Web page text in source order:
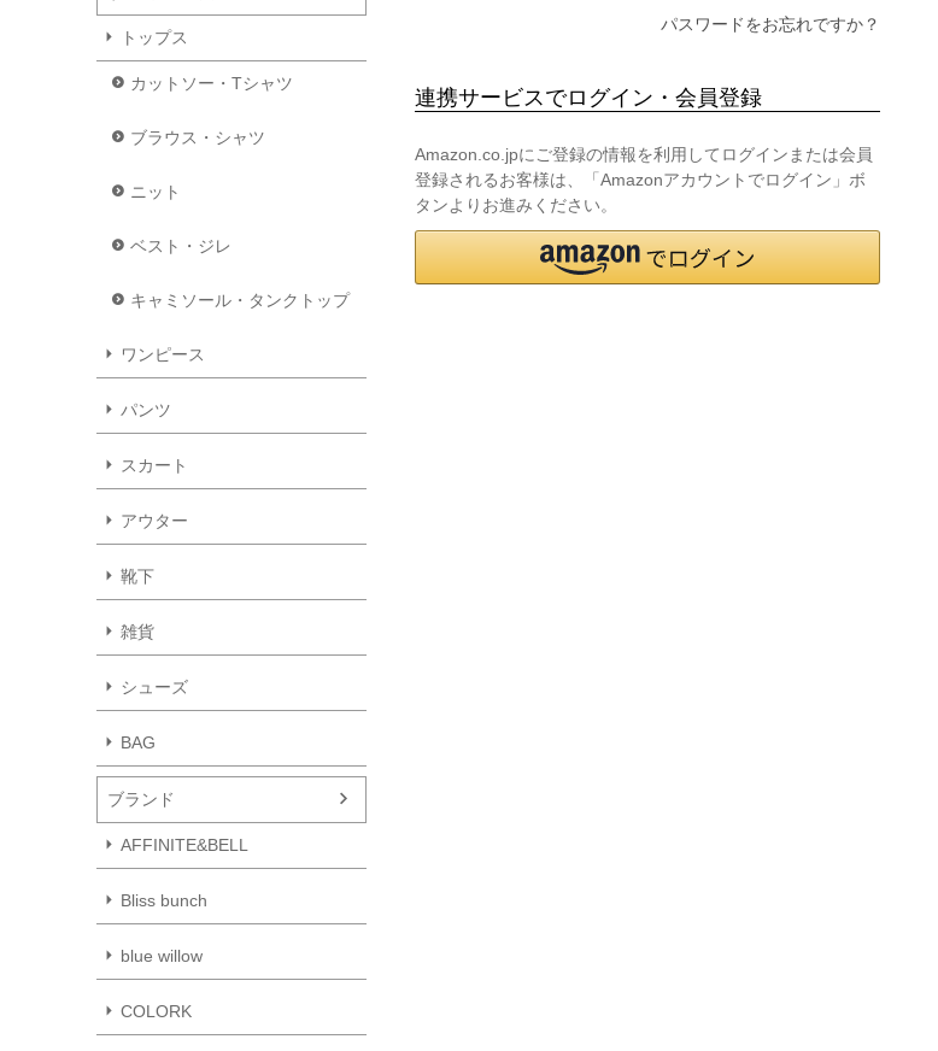
トップス
カットソー・Tシャツ
ブラウス・シャツ
ニット
ベスト・ジレ
キャミソール・タンクトップ
ワンピース
パンツ
スカート
アウター
靴下
雑貨
シューズ
BAG
ブランド
AFFINITE&BELL
Bliss bunch
blue willow
COLORK
パスワードをお忘れですか？
連携サービスでログイン・会員登録
Amazon.co.jpにご登録の情報を利用してログインまたは会員
登録されるお客様は、「Amazonアカウントでログイン」ボ
タンよりお進みください。